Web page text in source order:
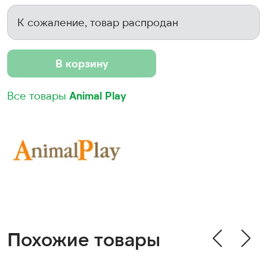
К сожаление, товар распродан
В корзину
Все товары Animal Play
Похожие товары